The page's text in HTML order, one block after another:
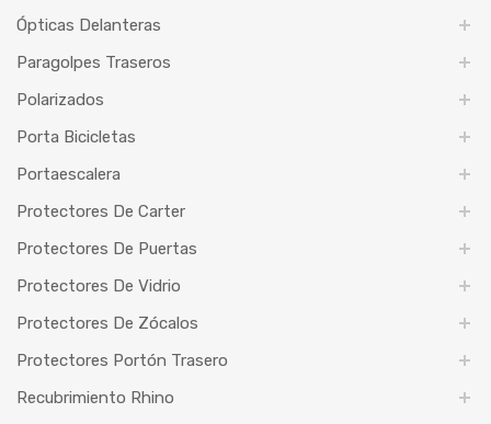
Ópticas Delanteras
Paragolpes Traseros
Polarizados
Porta Bicicletas
Portaescalera
Protectores De Carter
Protectores De Puertas
Protectores De Vidrio
Protectores De Zócalos
Protectores Portón Trasero
Recubrimiento Rhino